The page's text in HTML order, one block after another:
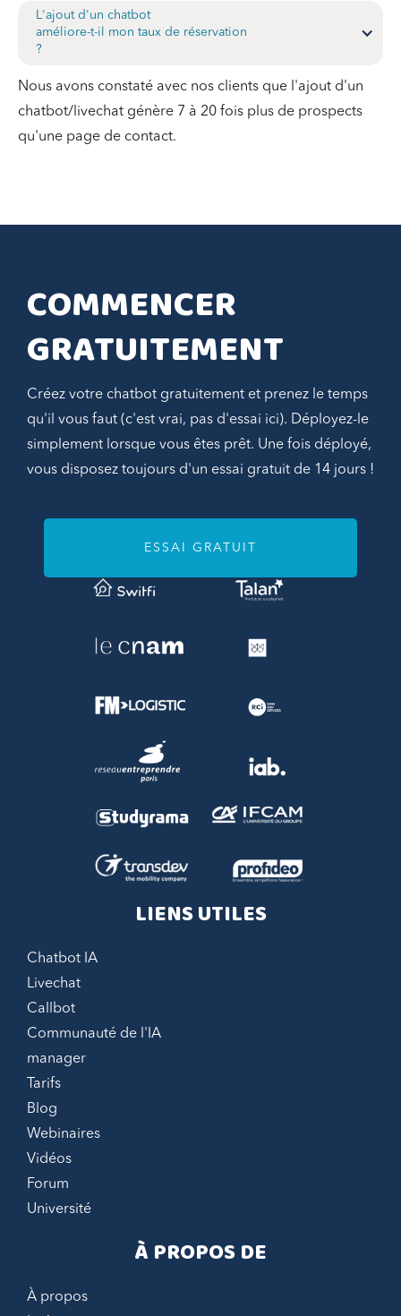
L'ajout d'un chatbot
améliore-t-il mon taux de réservation
?
Nous avons constaté avec nos clients que l'ajout d'un
chatbot/livechat génère 7 à 20 fois plus de prospects
qu'une page de contact.
COMMENCER
GRATUITEMENT
Créez votre chatbot gratuitement et prenez le temps
qu'il vous faut (c'est vrai, pas d'essai ici). Déployez-le
simplement lorsque vous êtes prêt. Une fois déployé,
vous disposez toujours d'un essai gratuit de 14 jours !
ESSAI GRATUIT
LIENS UTILES
Chatbot IA
Livechat
Callbot
Communauté de l'IA
manager
Tarifs
Blog
Webinaires
Vidéos
Forum
Université
À PROPOS DE
À propos